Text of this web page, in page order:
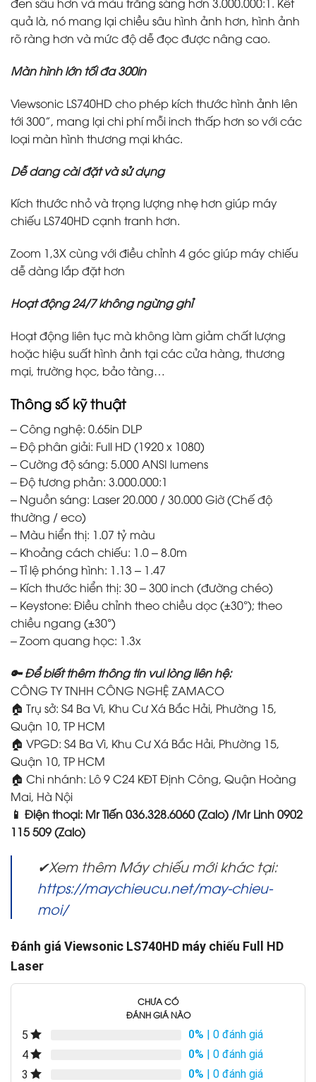
quả là, nó mang lại chiều sâu hình ảnh hơn, hình ảnh
rõ ràng hơn và mức độ dễ đọc được nâng cao.
Màn hình lớn tối đa 300in
Viewsonic LS740HD cho phép kích thước hình ảnh lên
tới 300”, mang lại chi phí mỗi inch thấp hơn so với các
loại màn hình thương mại khác.​
Dễ dang cài đặt và sử dụng
Kích thước nhỏ và trọng lượng nhẹ hơn giúp máy
chiếu LS740HD cạnh tranh hơn.
Zoom 1,3X cùng với điều chỉnh 4 góc giúp máy chiếu
dễ dàng lắp đặt hơn
Hoạt động 24/7 không ngừng ghỉ
Hoạt động liên tục mà không làm giảm chất lượng
hoặc hiệu suất hình ảnh tại các cửa hàng, thương
mại, trường học, bảo tàng…
Thông số kỹ thuật
– Công nghệ: 0.65in DLP
– Độ phân giải: Full HD (1920 x 1080)
– Cường độ sáng: 5.000 ANSI lumens
– Độ tương phản: 3.000.000:1
– Nguồn sáng: Laser 20.000 / 30.000 Giờ (Chế độ
thường / eco)
– Màu hiển thị: 1.07 tỷ màu
– Khoảng cách chiếu: 1.0 – 8.0m
– Tỉ lệ phóng hình: 1.13 – 1.47
– Kích thước hiển thị: 30 – 300 inch (đường chéo)
– Keystone: Điều chỉnh theo chiều dọc (±30°); theo
chiều ngang (±30°)
– Zoom quang học: 1.3x
🔑 Để biết thêm thông tin vui lòng liên hệ:
CÔNG TY TNHH CÔNG NGHỆ ZAMACO
🏠 Trụ sở: S4 Ba Vì, Khu Cư Xá Bắc Hải, Phường 15,
Quận 10, TP HCM
🏠 VPGD: S4 Ba Vì, Khu Cư Xá Bắc Hải, Phường 15,
Quận 10, TP HCM
🏠 Chi nhánh: Lô 9 C24 KĐT Định Công, Quận Hoàng
Mai, Hà Nội
📱 Điện thoại: Mr Tiến 036.328.6060 (Zalo) /Mr Linh 0902
115 509 (Zalo)
✔Xem thêm Máy chiếu mới khác tại:
https://maychieucu.net/may-chieu-
moi/
Đánh giá Viewsonic LS740HD máy chiếu Full HD
Laser
CHƯA CÓ
ĐÁNH GIÁ NÀO
5 0% | 0 đánh giá
4
0% | 0 đánh giá
3
0% | 0 đánh giá